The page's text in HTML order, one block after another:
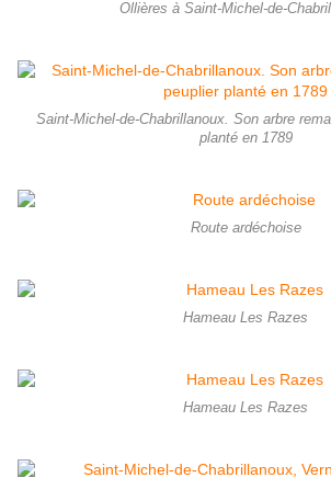
Ollières à Saint-Michel-de-
Saint-Michel-de-Chabrillanoux. Son arbre
planté en 1789
Route ardéchoise
Hameau Les Razes
Hameau Les Razes